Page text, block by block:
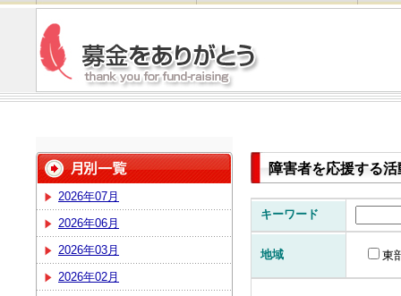
2026年07月
2026年06月
2026年03月
2026年02月
障害者を応援する活
キーワード
地域 東